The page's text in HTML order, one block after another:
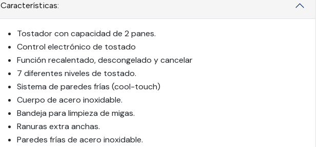
Características:
Tostador con capacidad de 2 panes.
Control electrónico de tostado
Función recalentado, descongelado y cancelar
7 diferentes niveles de tostado.
Sistema de paredes frías (cool-touch)
Cuerpo de acero inoxidable.
Bandeja para limpieza de migas.
Ranuras extra anchas.
Paredes frías de acero inoxidable.